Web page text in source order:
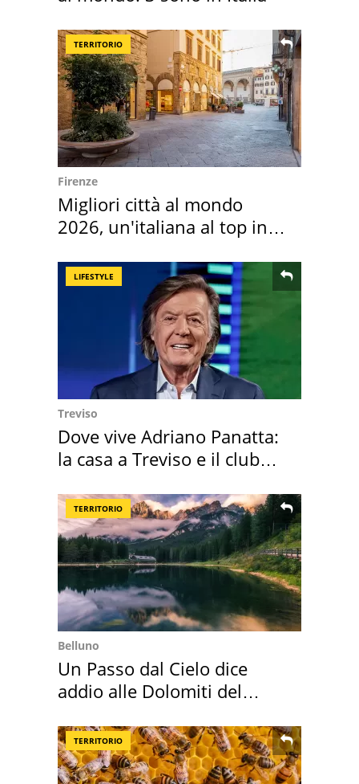
TERRITORIO
Firenze
Migliori città al mondo
2026, un'italiana al top in
LIFESTYLE
Treviso
Dove vive Adriano Panatta:
la casa a Treviso e il club
TERRITORIO
Belluno
Un Passo dal Cielo dice
addio alle Dolomiti del
TERRITORIO